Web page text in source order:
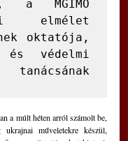
a MGIMO
elmélet
oktatója,
védelmi
a múlt héten arról számolt be,
műveletekre készül,